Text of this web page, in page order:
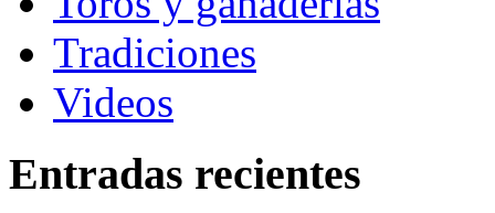
Tradiciones
Videos
Entradas recientes